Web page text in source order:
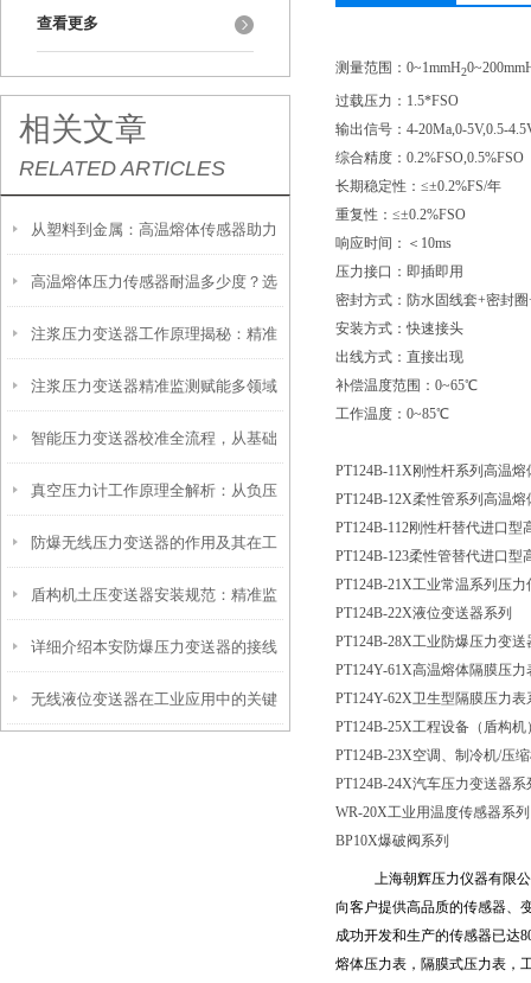
查看更多
相关文章
RELATED ARTICLES
从塑料到金属：高温熔体传感器助力
制造工艺效率提升
高温熔体压力传感器耐温多少度？选
型必须知道的参数
注浆压力变送器工作原理揭秘：精准
感知地下压力的核心技术
注浆压力变送器精准监测赋能多领域
工程安全的隐形卫士
智能压力变送器校准全流程，从基础
操作到精准调优
真空压力计工作原理全解析：从负压
测量到工业监控的精密之道
防爆无线压力变送器的作用及其在工
业安全中的重要性
盾构机土压变送器安装规范：精准监
测，安全施工的保障
详细介绍本安防爆压力变送器的接线
方法
无线液位变送器在工业应用中的关键
测量范围： 0~1mmH2
过载压力： 1.5*FSO
输出信号： 4-20Ma,0-5V,0.5-
综合精度： 0.2%FSO,0.5%FSO
长期稳定性：≤±0.2%FS/年
重复性：≤±0.2%FSO
响应时间：＜ 10ms
压力接口：即插即用
密封方式：防水固线套+密封
安装方式：快速接头
出线方式：直接出现
补偿温度范围： 0~65℃
工作温度： 0~85℃
PT124B-11X刚性杆系列高温
PT124B-12X柔性管系列高温
PT124B-112刚性杆替代进口型
PT124B-123柔性管替代进口型
PT124B-21X工业常温系列压力
PT124B-22X液位变送器系列
PT124B-28X工业防爆压力变送
PT124Y-61X高温熔体隔膜压
PT124Y-62X卫生型隔膜压力表
PT124B-25X工程设备（盾构
PT124B-23X空调、制冷机/压
PT124B-24X汽车压力变送器系
WR-20X工业用温度传感器系列
BP10X爆破阀系列
上海朝辉压力仪器有限
向客户提供高品质的传感器、
成功开发和生产的传感器已达
熔体压力表，隔膜式压力表，